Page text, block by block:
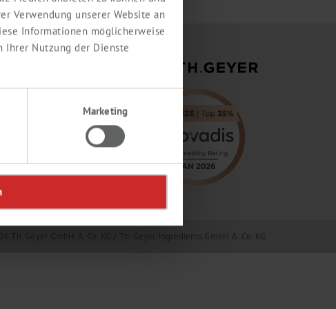
Verwendung unserer Website an
Informationen möglicherweise
Ihrer Nutzung der Dienste
Marketing
Th. Geyer GmbH & Co. KG / Th. Geyer Ingredients GmbH & Co. KG